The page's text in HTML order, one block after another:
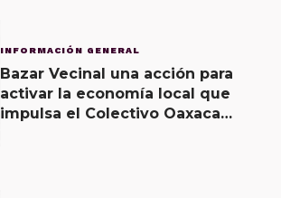
INFORMACIÓN GENERAL
Bazar Vecinal una acción para
activar la economía local que
impulsa el Colectivo Oaxaca